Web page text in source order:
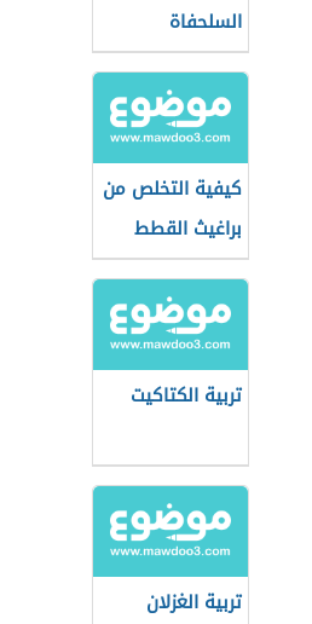
السلحفاة
كيفية التخلص من
براغيث القطط
تربية الكتاكيت
تربية الغزلان